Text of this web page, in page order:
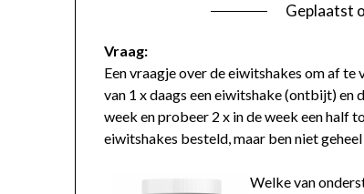
Geplaatst
Vraag:
Een vraagje over de eiwitshakes om af
van 1 x daags een eiwitshake (ontbijt)
week en probeer 2 x in de week een half
eiwitshakes besteld, maar ben niet
Welke van